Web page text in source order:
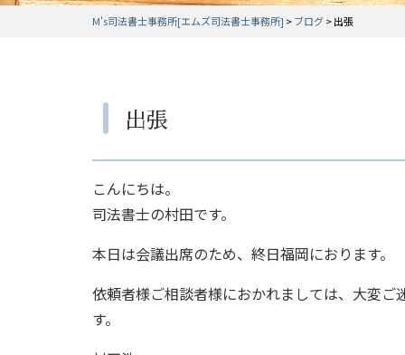
M's司法書士事務所[エムズ司法書士事務所] >ブログ>出張
出張
こんにちは。
司法書士の村田です。
本日は会議出席のため、終日福岡におります。
依頼者様ご相談者様におかれましては、大変
す。